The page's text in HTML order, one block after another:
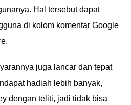
Hal tersebut dapat
di kolom komentar Google
juga lancar dan tepat
hadiah lebih banyak,
dengan teliti, jadi tidak bisa